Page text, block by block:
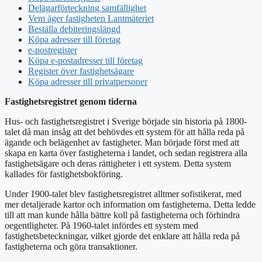
Delägarförteckning samfällighet
Vem äger fastigheten Lantmäteriet
Beställa debiteringslängd
Köpa adresser till företag
e-postregister
Köpa e-postadresser till företag
Register över fastighetsägare
Köpa adresser till privatpersoner
Fastighetsregistret genom tiderna
Hus- och fastighetsregistret i Sverige började sin historia på 1800-
talet då man insåg att det behövdes ett system för att hålla reda på
ägande och belägenhet av fastigheter. Man började först med att
skapa en karta över fastigheterna i landet, och sedan registrera alla
fastighetsägare och deras rättigheter i ett system. Detta system
kallades för fastighetsbokföring.
Under 1900-talet blev fastighetsregistret alltmer sofistikerat, med
mer detaljerade kartor och information om fastigheterna. Detta ledde
till att man kunde hålla bättre koll på fastigheterna och förhindra
oegentligheter. På 1960-talet infördes ett system med
fastighetsbeteckningar, vilket gjorde det enklare att hålla reda på
fastigheterna och göra transaktioner.